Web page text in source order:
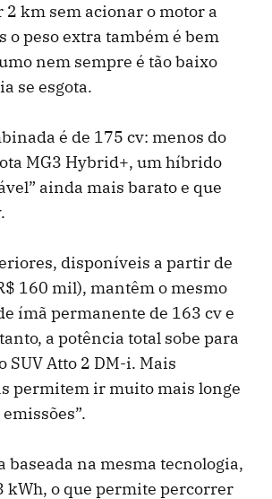
2 km sem acionar o motor a
o peso extra também é bem
nem sempre é tão baixo
se esgota.
é de 175 cv: menos do
MG3 Hybrid+, um híbrido
ainda mais barato e que
disponíveis a partir de
160 mil), mantêm o mesmo
ímã permanente de 163 cv e
a potência total sobe para
SUV Atto 2 DM-i. Mais
permitem ir muito mais longe
baseada na mesma tecnologia,
kWh, o que permite percorrer